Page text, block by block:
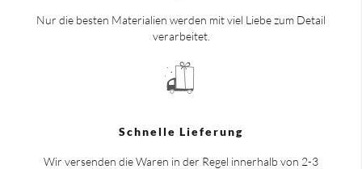
Nur die besten Materialien werden mit viel Liebe zum Detail
verarbeitet.
Schnelle Lieferung
Wir versenden die Waren in der Regel innerhalb von 2-3